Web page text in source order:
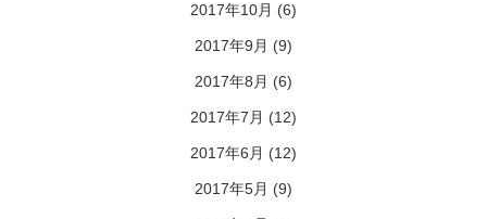
2017年10月 (6)
2017年9月 (9)
2017年8月 (6)
2017年7月 (12)
2017年6月 (12)
2017年5月 (9)